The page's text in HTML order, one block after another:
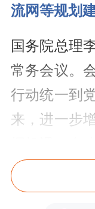
流网等规划
国务院总理
常务会议。
行动统一到
来，进一步
握机遇，在
拓展经济稳
五五”良好